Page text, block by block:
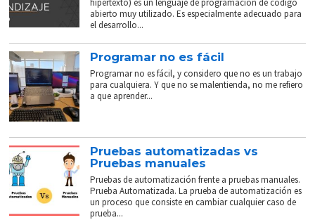
hipertexto) es un lenguaje de programación de código
abierto muy utilizado. Es especialmente adecuado para
el desarrollo...
Programar no es fácil
Programar no es fácil, y considero que no es un trabajo
para cualquiera. Y que no se malentienda, no me refiero
a que aprender...
Pruebas automatizadas vs
Pruebas manuales
Pruebas de automatización frente a pruebas manuales.
Prueba Automatizada. La prueba de automatización es
un proceso que consiste en cambiar cualquier caso de
prueba...